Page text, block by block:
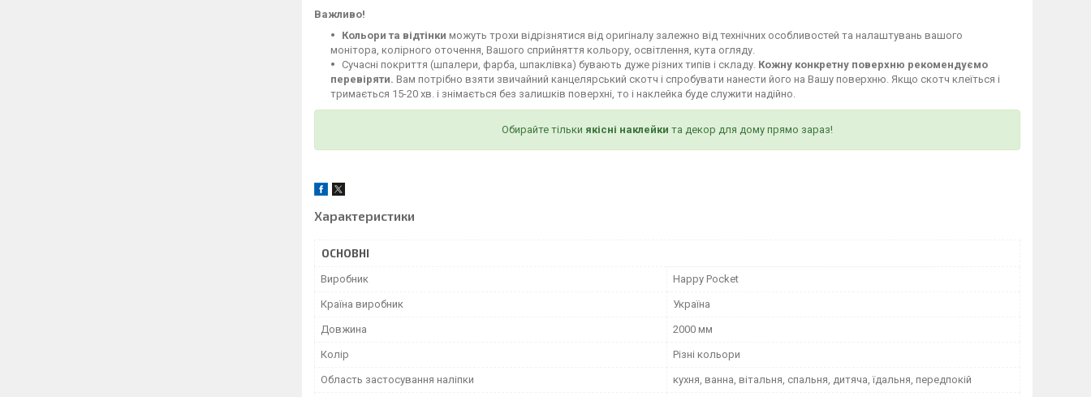
Важливо!
Кольори та відтінки можуть трохи відрізнятися від оригіналу залежно від технічних особливостей та налаштувань вашого
монітора, колірного оточення, Вашого сприйняття кольору, освітлення, кута огляду.
Сучасні покриття (шпалери, фарба, шпаклівка) бувають дуже різних типів і складу. Кожну конкретну поверхню рекомендуємо
перевіряти. Вам потрібно взяти звичайний канцелярський скотч і спробувати нанести його на Вашу поверхню. Якщо скотч клеїться і
тримається 15-20 хв. і знімається без залишків поверхні, то і наклейка буде служити надійно.
Обирайте тільки якісні наклейки та декор для дому прямо зараз!
Характеристики
ОСНОВНІ
Виробник Happy Pocket
Країна виробник Україна
Довжина 2000 мм
Колір Різні кольори
Область застосування наліпки кухня, ванна, вітальня, спальня, дитяча, їдальня, передпокій